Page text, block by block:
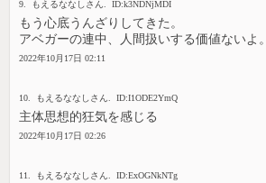
9. もえるななしさん. ID:k3NDNjMDI
もう心底うんざりしてきた。
アベガーの連中、人間扱いする価値ないよ。
2022年10月17日 02:11
10. もえるななしさん. ID:I1ODE2YmQ
主体思想的狂気を感じる
2022年10月17日 02:26
11. もえるななしさん. ID:ExOGNkNTg